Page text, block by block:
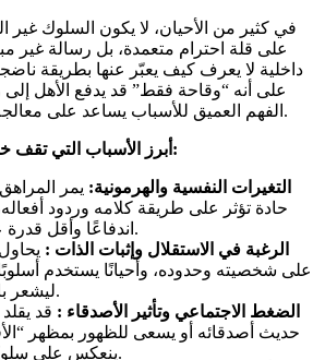
في كثير من الأحيان، لا يكون السلوك غير
على قلة احترام متعمدة، بل رسالة غير
داخلية لا يعرف كيف يعبّر عنها بطريقة
على أنه “وقاحة فقط” قد يدفع الأهل إلى
الفهم العميق للأسباب يساعد على معالجة المشكلة من جذورها.
أبرز الأسباب التي تقف خلف هذا السلوك تشمل:
التغيرات النفسية والهرمونية: يمر
حادة تؤثر على طريقة كلامه وردود
اندفاعًا وأقل قدرة على ضبط نفسه.
الرغبة في الاستقلال وإثبات الذات :
على شخصيته وحدوده، وأحيانًا يستخدم
ليشعر بالقوة والسيطرة.
الضغط الاجتماعي وتأثير الأصدقاء : قد
حديث أصدقائه أو يسعى للظهور بمظهر
ينعكس على سلوكه داخل المنزل.